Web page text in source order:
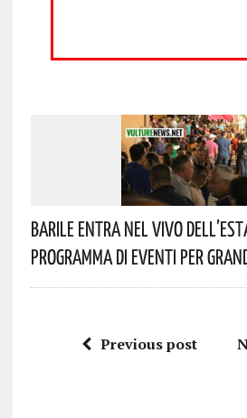
Barile Entra Nel Vivo
Programma Di Eventi Per
Previous post